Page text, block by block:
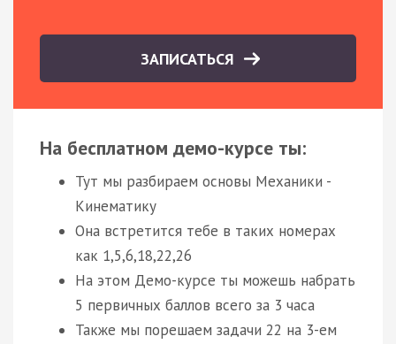
ЗАПИСАТЬСЯ
На бесплатном демо-курсе ты:
Тут мы разбираем основы Механики -
Кинематику
Она встретится тебе в таких номерах
как 1,5,6,18,22,26
На этом Демо-курсе ты можешь набрать
5 первичных баллов всего за 3 часа
Также мы порешаем задачи 22 на 3-ем